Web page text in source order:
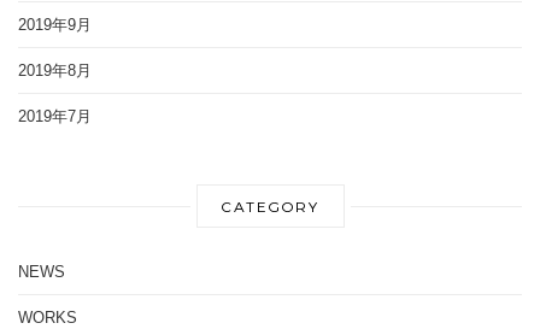
2019年9月
2019年8月
2019年7月
CATEGORY
NEWS
WORKS